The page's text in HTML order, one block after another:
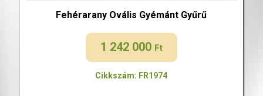
Fehérarany Ovális Gyémánt Gyűrű
1 242 000 Ft
Cikkszám: FR1974